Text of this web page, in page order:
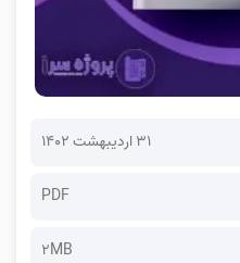
۳۱ اردیبهشت ۱۴۰۲
PDF
2MB